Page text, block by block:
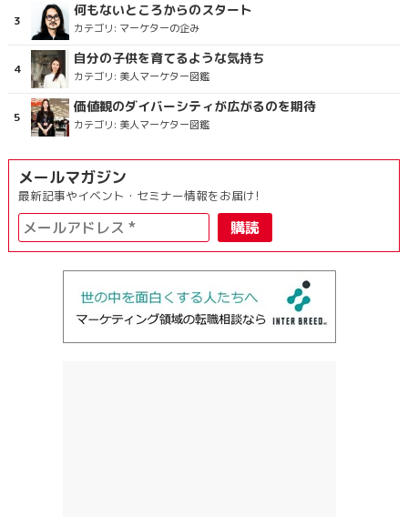
何もないところからのスタート
カテゴリ: マーケターの企み
自分の子供を育てるような気持ち
カテゴリ: 美人マーケター図鑑
価値観のダイバーシティが広がるのを期待
カテゴリ: 美人マーケター図鑑
メールマガジン
最新記事やイベント・セミナー情報をお届け!